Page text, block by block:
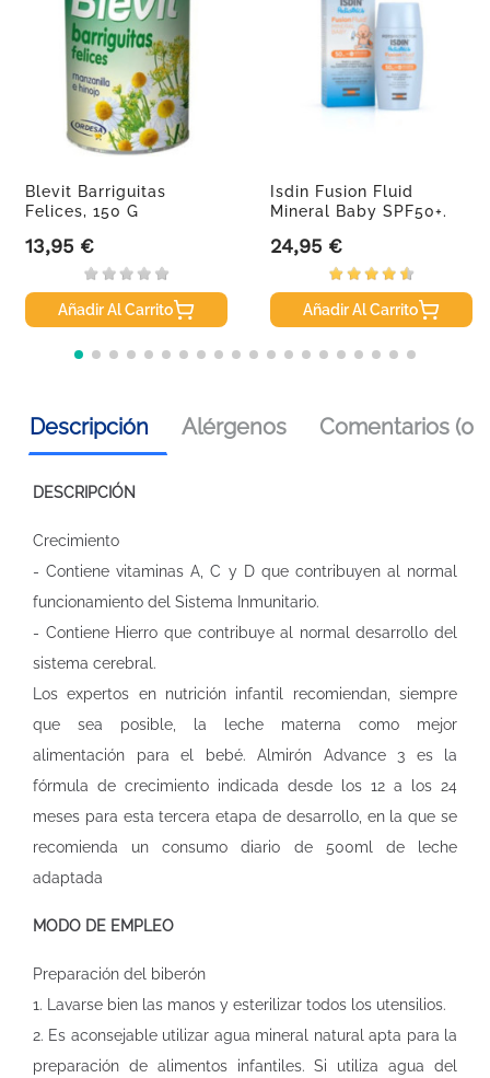
Blevit Barriguitas
Felices, 150 G
Precio
13,95 €
Añadir Al Carrito
Isdin Fusion Fluid
Mineral Baby SPF50+.
Precio
24,95 €
Añadir Al Carrito
Descripción Alérgenos Comentarios (0)
DESCRIPCIÓN
Crecimiento
- Contiene vitaminas A, C y D que contribuyen al normal
funcionamiento del Sistema Inmunitario.
- Contiene Hierro que contribuye al normal desarrollo del
sistema cerebral.
Los expertos en nutrición infantil recomiendan, siempre
que sea posible, la leche materna como mejor
alimentación para el bebé. Almirón Advance 3 es la
fórmula de crecimiento indicada desde los 12 a los 24
meses para esta tercera etapa de desarrollo, en la que se
recomienda un consumo diario de 500ml de leche
adaptada
MODO DE EMPLEO
Preparación del biberón
1. Lavarse bien las manos y esterilizar todos los utensilios.
2. Es aconsejable utilizar agua mineral natural apta para la
preparación de alimentos infantiles. Si utiliza agua del